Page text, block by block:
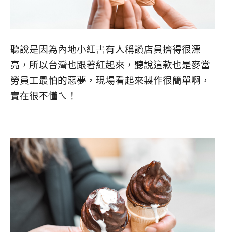
聽說是因為內地小紅書有人稱讚店員擠得很漂
亮，所以台灣也跟著紅起來，聽說這款也是麥當
勞員工最怕的惡夢，現場看起來製作很簡單啊，
實在很不懂ㄟ！